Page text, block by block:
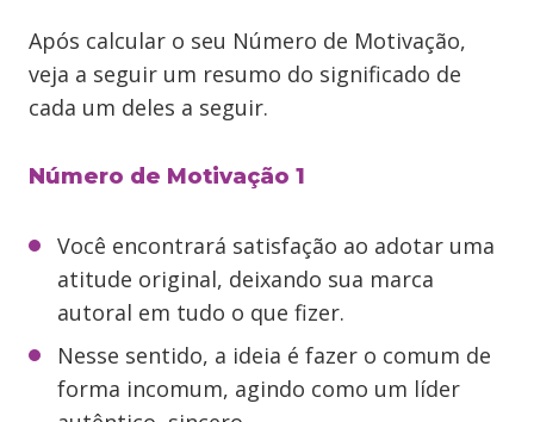
Após calcular o seu Número de Motivação,
veja a seguir um resumo do significado de
cada um deles a seguir.
Número de Motivação 1
Você encontrará satisfação ao adotar uma
atitude original, deixando sua marca
autoral em tudo o que fizer.
Nesse sentido, a ideia é fazer o comum de
forma incomum, agindo como um líder